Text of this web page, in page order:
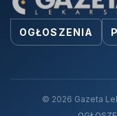
OGŁOSZENIA
© 2026 Gazeta